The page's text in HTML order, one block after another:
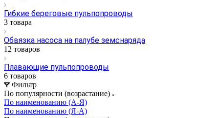
Гибкие береговые пульпопроводы
3 товара
Обвязка насоса на палубе земснаряда
12 товаров
Плавающие пульпопроводы
6 товаров
Фильтр
По популярности (возрастание)
По наименованию (А-Я)
По наименованию (Я-А)